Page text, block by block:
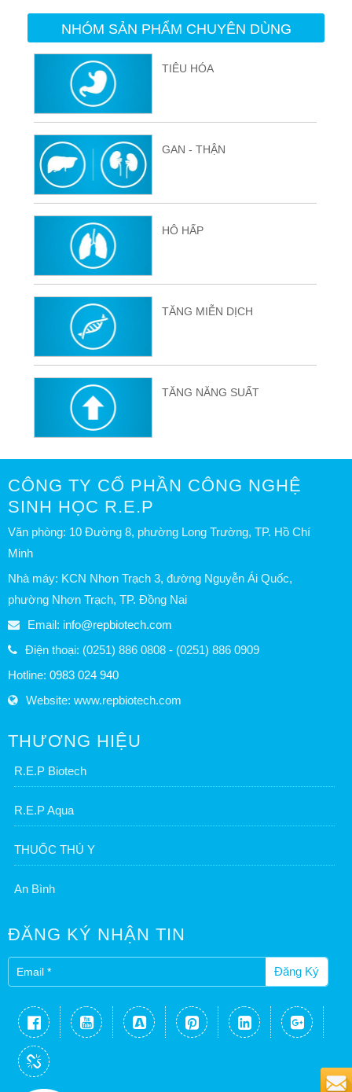
NHÓM SẢN PHẨM CHUYÊN DÙNG
TIÊU HÓA
GAN - THẬN
HÔ HẤP
TĂNG MIỄN DỊCH
TĂNG NĂNG SUẤT
CÔNG TY CỔ PHẦN CÔNG NGHỆ
SINH HỌC R.E.P
Văn phòng: 10 Đường 8, phường Long Trường, TP. Hồ Chí
Minh
Nhà máy: KCN Nhơn Trạch 3, đường Nguyễn Ái Quốc,
phường Nhơn Trạch, TP. Đồng Nai
Email: info@repbiotech.com
Điện thoại: (0251) 886 0808 - (0251) 886 0909
Hotline: 0983 024 940
Website: www.repbiotech.com
THƯƠNG HIỆU
R.E.P Biotech
R.E.P Aqua
THUỐC THÚ Y
An Bình
ĐĂNG KÝ NHẬN TIN
Đăng Ký